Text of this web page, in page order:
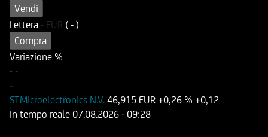
Vendi
Lettera - EUR ( - )
Compra
Variazione %
- -
-
STMicroelectronics N.V. 46,915 EUR +0,26 % +0,12
In tempo reale 07.08.2026 - 09:28